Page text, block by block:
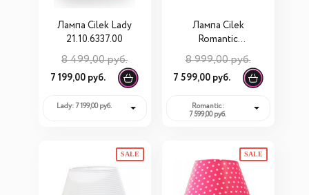
Лампа Cilek Lady
21.10.6337.00
8 499,00 руб.
7 199,00 руб.
Lady: 7 199,00 руб.
Лампа Cilek
Romantic
21.10.6335.00
8 999,00 руб.
7 599,00 руб.
Romantic:
7 599,00 руб.
SALE SALE